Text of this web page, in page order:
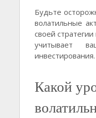
Будьте
волатильные
своей
учитывает
инвестирования.
Какой